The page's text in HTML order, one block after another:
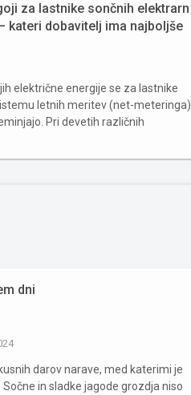
za lastnike sončnih elektrarn
kateri dobavitelj ima najboljše
električne energije se za lastnike
letnih meritev (net-meteringa)
Pri devetih različnih
še vedno najboljše pogoje, kaj po...
dni
darov narave, med katerimi je
in sladke jagode grozdja niso